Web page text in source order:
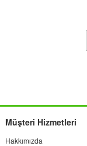
Müşteri Hizmetleri
Hakkımızda